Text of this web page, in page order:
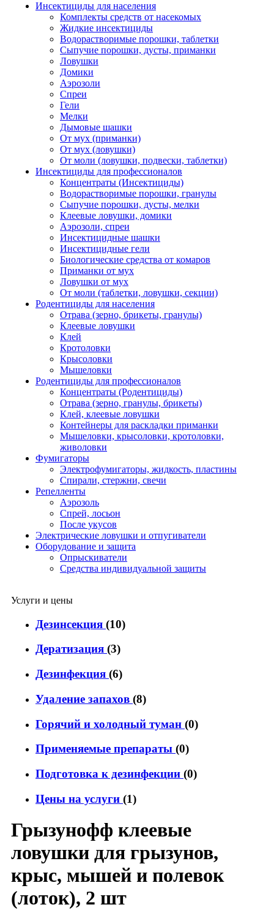
Инсектициды для населения
Комплекты средств от насекомых
Жидкие инсектициды
Водорастворимые порошки, таблетки
Сыпучие порошки, дусты, приманки
Ловушки
Домики
Аэрозоли
Спреи
Гели
Мелки
Дымовые шашки
От мух (приманки)
От мух (ловушки)
От моли (ловушки, подвески, таблетки)
Инсектициды для профессионалов
Концентраты (Инсектициды)
Водорастворимые порошки, гранулы
Сыпучие порошки, дусты, мелки
Клеевые ловушки, домики
Аэрозоли, спреи
Инсектицидные шашки
Инсектицидные гели
Биологические средства от комаров
Приманки от мух
Ловушки от мух
От моли (таблетки, ловушки, секции)
Родентициды для населения
Отрава (зерно, брикеты, гранулы)
Клеевые ловушки
Клей
Кротоловки
Крысоловки
Мышеловки
Родентициды для профессионалов
Концентраты (Родентициды)
Отрава (зерно, гранулы, брикеты)
Клей, клеевые ловушки
Контейнеры для раскладки приманки
Мышеловки, крысоловки, кротоловки,
живоловки
Фумигаторы
Электрофумигаторы, жидкость, пластины
Спирали, стержни, свечи
Репелленты
Аэрозоль
Спрей, лосьон
После укусов
Электрические ловушки и отпугиватели
Оборудование и защита
Опрыскиватели
Средства индивидуальной защиты
Услуги и цены
Дезинсекция (10)
Дератизация (3)
Дезинфекция (6)
Удаление запахов (8)
Горячий и холодный туман (0)
Применяемые препараты (0)
Подготовка к дезинфекции (0)
Цены на услуги (1)
Грызунофф клеевые
ловушки для грызунов,
крыс, мышей и полевок
(лоток), 2 шт